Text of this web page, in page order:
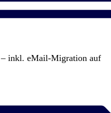
– inkl. eMail-Migration auf